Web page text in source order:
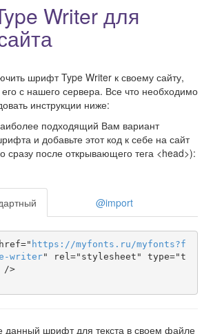
Writer для
шрифт Type Writer к своему сайту,
с нашего сервера. Все что необходимо
инструкции ниже:
подходящий Вам вариант
и добавьте этот код к себе на сайт
сразу после открывающего тега <head>):
@import
href="
https ://myfonts . ru /myfonts?f
writer" rel="stylesheet" type="t
/>
данный шрифт для текста в своем файле